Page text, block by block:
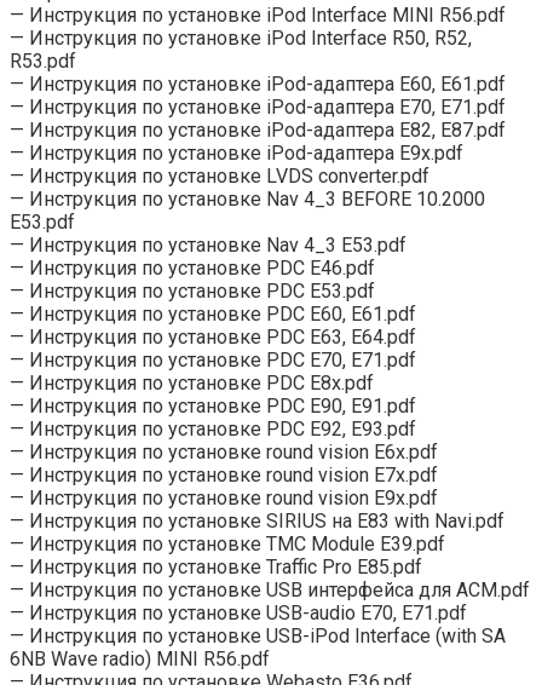
— Инструкция по установке iPod Interface MINI R56.pdf
— Инструкция по установке iPod Interface R50, R52,
R53.pdf
— Инструкция по установке iPod-адаптера Е60, Е61.pdf
— Инструкция по установке iPod-адаптера Е70, Е71.pdf
— Инструкция по установке iPod-адаптера Е82, Е87.pdf
— Инструкция по установке iPod-адаптера Е9x.pdf
— Инструкция по установке LVDS converter.pdf
— Инструкция по установке Nav 4_3 BEFORE 10.2000
Е53.pdf
— Инструкция по установке Nav 4_3 Е53.pdf
— Инструкция по установке PDC E46.pdf
— Инструкция по установке PDC Е53.pdf
— Инструкция по установке PDC Е60, Е61.pdf
— Инструкция по установке PDC Е63, Е64.pdf
— Инструкция по установке PDC Е70, Е71.pdf
— Инструкция по установке PDC Е8x.pdf
— Инструкция по установке PDC Е90, Е91.pdf
— Инструкция по установке PDC Е92, Е93.pdf
— Инструкция по установке round vision Е6x.pdf
— Инструкция по установке round vision Е7x.pdf
— Инструкция по установке round vision Е9x.pdf
— Инструкция по установке SIRIUS на Е83 with Navi.pdf
— Инструкция по установке TMC Module E39.pdf
— Инструкция по установке Traffic Pro Е85.pdf
— Инструкция по установке USB интерфейса для ACM.pdf
— Инструкция по установке USB-audio Е70, Е71.pdf
— Инструкция по установке USB-iPod Interface (with SA
6NB Wave radio) MINI R56.pdf